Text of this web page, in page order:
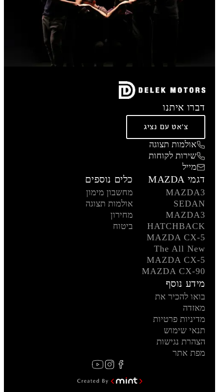
דברו איתנו
צ'אט עם נציג
אולמות תצוגה
שירות לקוחות
מייל
דגמי MAZDA
MAZDA3
SEDAN
MAZDA3
HATCHBACK
MAZDA CX-5
The All New
MAZDA CX-5
MAZDA CX-90
כלים נוספים
מחשבון מימון
אולמות תצוגה
מחירון
ביטוח
מידע נוסף
בואו להכיר את
מאזדה
מדיניות פרטיות
תנאי שימוש
הצהרת נגישות
מפת אתר